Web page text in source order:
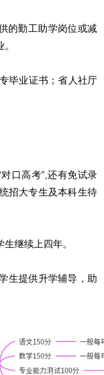
的勤工助学岗位或减
毕业证书；省人社厅
口高考”,还有免试录
招大专生及本科生待
继续上四年。
生提供升学辅导，助